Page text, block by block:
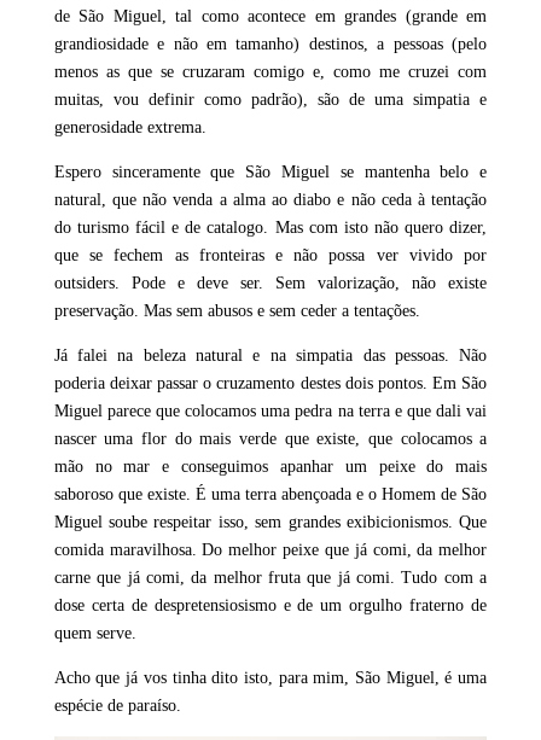
de São Miguel, tal como acontece em grandes (grande em
grandiosidade e não em tamanho) destinos, a pessoas (pelo
menos as que se cruzaram comigo e, como me cruzei com
muitas, vou definir como padrão), são de uma simpatia e
generosidade extrema.
Espero sinceramente que São Miguel se mantenha belo e
natural, que não venda a alma ao diabo e não ceda à tentação
do turismo fácil e de catalogo. Mas com isto não quero dizer,
que se fechem as fronteiras e não possa ver vivido por
outsiders. Pode e deve ser. Sem valorização, não existe
preservação. Mas sem abusos e sem ceder a tentações.
Já falei na beleza natural e na simpatia das pessoas. Não
poderia deixar passar o cruzamento destes dois pontos. Em São
Miguel parece que colocamos uma pedra na terra e que dali vai
nascer uma flor do mais verde que existe, que colocamos a
mão no mar e conseguimos apanhar um peixe do mais
saboroso que existe. É uma terra abençoada e o Homem de São
Miguel soube respeitar isso, sem grandes exibicionismos. Que
comida maravilhosa. Do melhor peixe que já comi, da melhor
carne que já comi, da melhor fruta que já comi. Tudo com a
dose certa de despretensiosismo e de um orgulho fraterno de
quem serve.
Acho que já vos tinha dito isto, para mim, São Miguel, é uma
espécie de paraíso.